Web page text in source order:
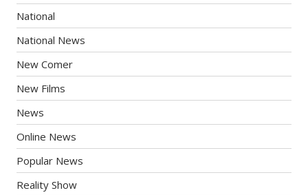
National
National News
New Comer
New Films
News
Online News
Popular News
Reality Show